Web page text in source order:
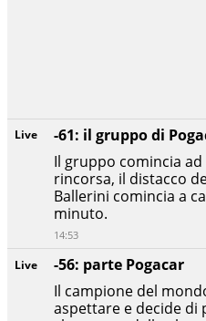
Live
-56: parte Pogacar
Il campione del
aspettare e decide di
Live
-61: il gruppo di
Il gruppo comincia
rincorsa, il distacco
Ballerini comincia a
minuto.
14:53